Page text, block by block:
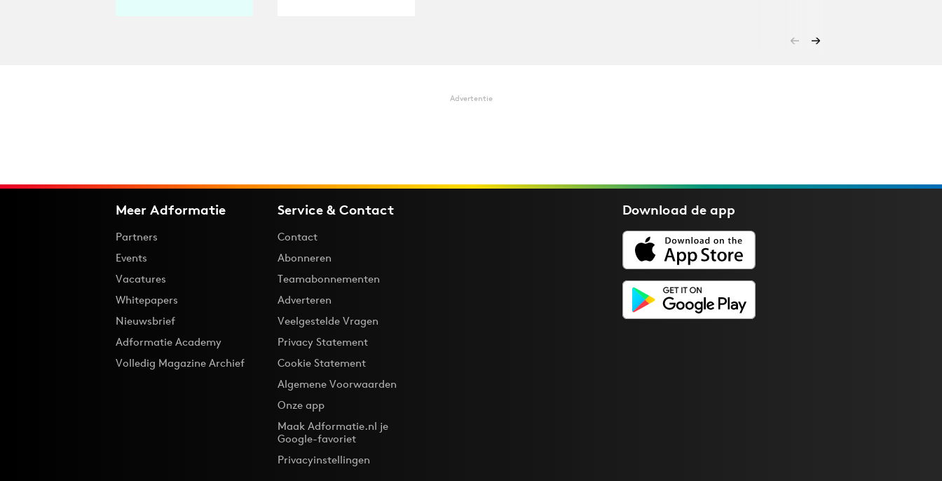
Advertentie
Meer Adformatie
Partners
Events
Vacatures
Whitepapers
Nieuwsbrief
Adformatie Academy
Volledig Magazine Archief
Service & Contact
Contact
Abonneren
Teamabonnementen
Adverteren
Veelgestelde Vragen
Privacy Statement
Cookie Statement
Algemene Voorwaarden
Onze app
Maak Adformatie.nl je
Google-favoriet
Privacyinstellingen
Download deapp